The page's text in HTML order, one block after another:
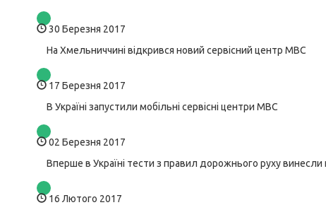
30 Березня 2017
На Хмельниччині відкрився новий сервісний центр МВС
17 Березня 2017
В Україні запустили мобільні сервісні центри МВС
02 Березня 2017
Вперше в Україні тести з правил дорожнього руху
16 Лютого 2017